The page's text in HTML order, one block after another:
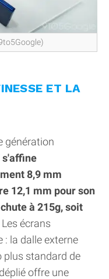
ET LA
génération
s'affine
8,9 mm
12,1 mm pour son
à 215g, soit
Les écrans
: la dalle externe
plus standard de
offre une